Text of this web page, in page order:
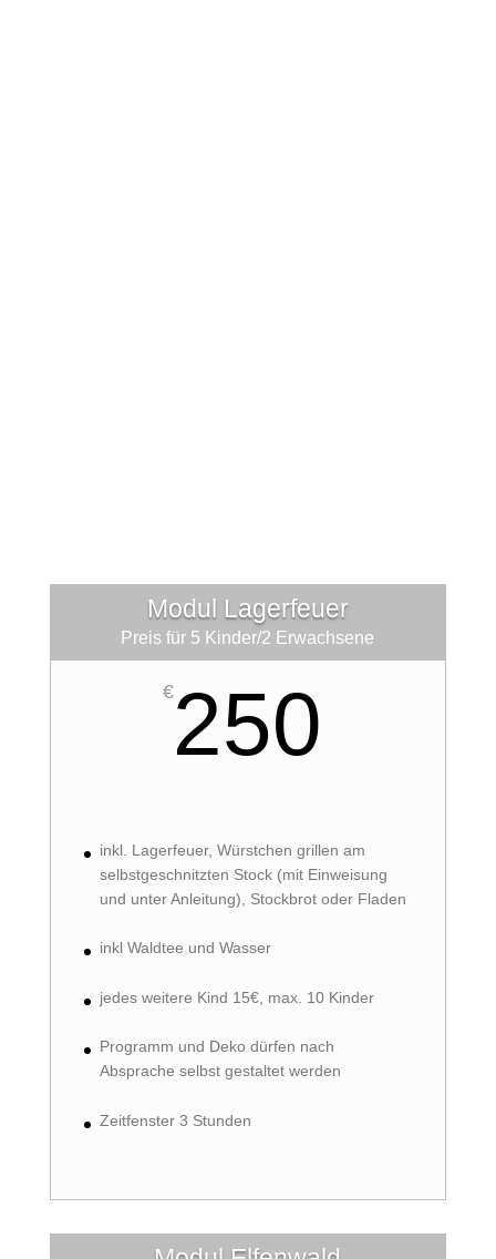
Modul Lagerfeuer
Preis für 5 Kinder/2 Erwachsene
€250
inkl. Lagerfeuer, Würstchen grillen am
selbstgeschnitzten Stock (mit Einweisung
und unter Anleitung), Stockbrot oder Fladen
inkl Waldtee und Wasser
jedes weitere Kind 15€, max. 10 Kinder
Programm und Deko dürfen nach
Absprache selbst gestaltet werden
Zeitfenster 3 Stunden